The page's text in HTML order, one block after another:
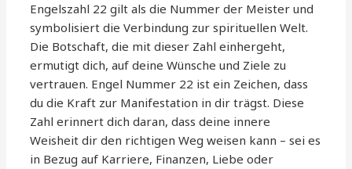
Engelszahl 22 gilt als die Nummer der Meister und
symbolisiert die Verbindung zur spirituellen Welt.
Die Botschaft, die mit dieser Zahl einhergeht,
ermutigt dich, auf deine Wünsche und Ziele zu
vertrauen. Engel Nummer 22 ist ein Zeichen, dass
du die Kraft zur Manifestation in dir trägst. Diese
Zahl erinnert dich daran, dass deine innere
Weisheit dir den richtigen Weg weisen kann – sei es
in Bezug auf Karriere, Finanzen, Liebe oder